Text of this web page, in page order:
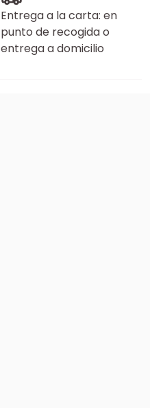
Entrega a la carta: en
punto de recogida o
entrega a domicilio